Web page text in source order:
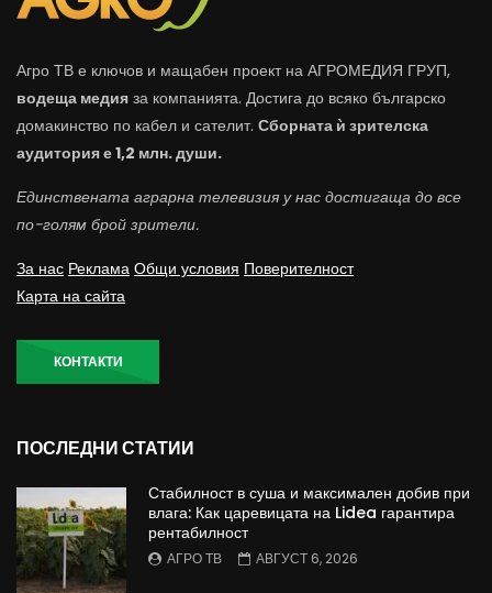
Агро ТВ е ключов и мащабен проект на АГРОМЕДИЯ ГРУП,
водеща медия за компанията. Достига до всяко българско
домакинство по кабел и сателит. Сборната ѝ зрителска
аудитория е 1,2 млн. души.
Единствената аграрна телевизия у нас достигаща до все
по-голям брой зрители.
За нас Реклама Общи условия Поверителност
Карта на сайта
КОНТАКТИ
ПОСЛЕДНИ СТАТИИ
Стабилност в суша и максимален добив при
влага: Как царевицата на Lidea гарантира
рентабилност
АГРО ТВ АВГУСТ 6, 2026